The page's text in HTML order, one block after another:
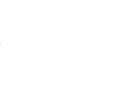
Arne